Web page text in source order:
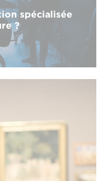
spécialisée
?